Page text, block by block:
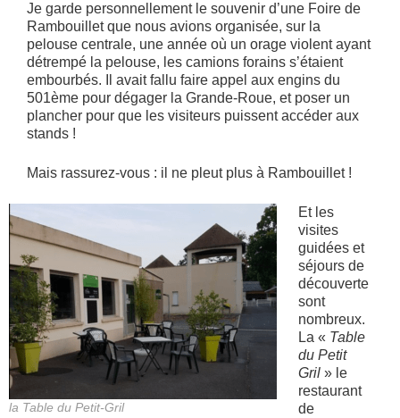
Je garde personnellement le souvenir d’une Foire de
Rambouillet que nous avions organisée, sur la
pelouse centrale, une année où un orage violent ayant
détrempé la pelouse, les camions forains s’étaient
embourbés. Il avait fallu faire appel aux engins du
501ème pour dégager la Grande-Roue, et poser un
plancher pour que les visiteurs puissent accéder aux
stands !
Mais rassurez-vous : il ne pleut plus à Rambouillet !
la Table du Petit-Gril
Et les
visites
guidées et
séjours de
découverte
sont
nombreux.
La « Table
du Petit
Gril » le
restaurant
de